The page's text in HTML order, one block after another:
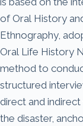
of Oral History
Ethnography,
Oral Life History
method to
structured
direct and
the disaster,